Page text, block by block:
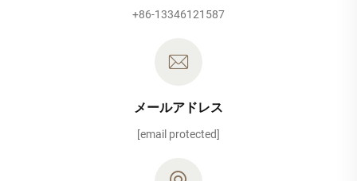
+86-13346121587
メールアドレス
[email protected]